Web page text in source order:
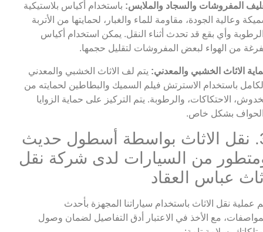
المفروشات والسجاد والملابس: باستخدام أكياس بلاستيكية
وعالية الجودة، مقاومة للماء والغبار، لحمايتها من الأتربة
وأي بقع قد تحدث أثناء النقل. يمكن استخدام أكياس
من الهواء لبعض المفروشات لتقليل حجمها.
الاثاث الخشبي والمعدني: يتم لف الاثاث الخشبي والمعدني
باستخدام الاسترتش فيلم السميك والبطاطين لحمايته من
الاحتكاكات، والرطوبة. يتم التركيز على حماية الزوايا
بشكل خاص.
3. نقل الاثاث بواسطة أسطول حديث
من السيارات لدى شركة نقل
عباس العقاد
عملية نقل الاثاث باستخدام سياراتنا المجهزة بأحدث
مع الأخذ في الاعتبار أدق التفاصيل لضمان وصول